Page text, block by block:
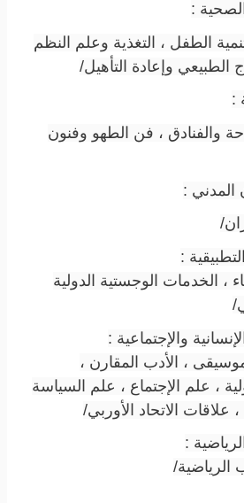
:
الطفل ، التغذية وعلم النظم
الطبيعي وإعادة التأهيل/
:
والفنادق ، فن الطهو وفنون
المدني :
:
، الخدمات الوجستية الدولية
والإجتماعية :
، الأدب المقارن ،
، علم الإجتماع ، علم السياسة
علاقات الاتحاد الأوربي/
:
الرياضية/